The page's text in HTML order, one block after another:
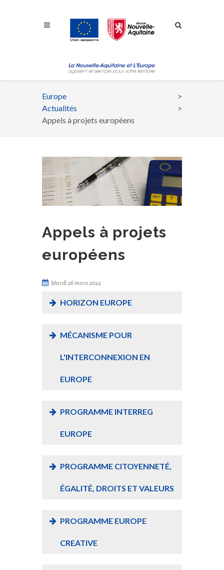
Fil
d'Ariane
Europe
Actualités
Appels à projets européens
Appels à projets
européens
Mardi 26 mars 2024
HORIZON EUROPE
MÉCANISME POUR
L'INTERCONNEXION EN
EUROPE
PROGRAMME INTERREG
EUROPE
PROGRAMME CITOYENNETÉ,
ÉGALITÉ, DROITS ET VALEURS
PROGRAMME EUROPE
CREATIVE